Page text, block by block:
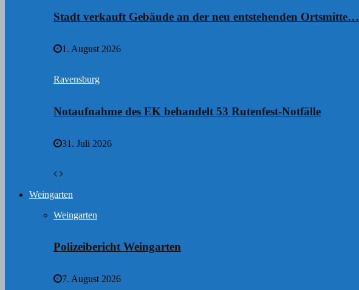
Stadt verkauft Gebäude an der neu entstehenden Ortsmitte…
1. August 2026
Ravensburg
Notaufnahme des EK behandelt 53 Rutenfest-Notfälle
31. Juli 2026
Weingarten
Weingarten
Polizeibericht Weingarten
7. August 2026